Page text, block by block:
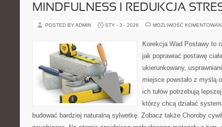
MINDFULNESS I REDUKCJA
POSTED BY ADMIN STY - 3 - 2026 MOŻLIWOŚĆ
Korekcja Wad Postawy to
jak poprawiać postawę
ukierunkowany,
miejsce powstało z myślą
ich tułów potrzebują
którzy chcą działać
budować bardziej naturalną sylwetkę. Zobacz także Choroby